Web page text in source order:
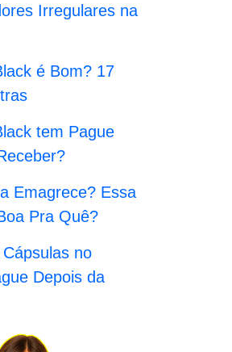
Irregulares na
é Bom? 17
tem Pague
Emagrece? Essa
Pra Quê?
no
Depois da